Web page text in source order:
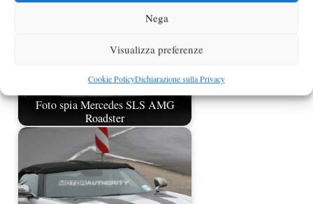
Nega
Visualizza preferenze
Cookie PolicyDichiarazione sulla Privacy
Foto spia Mercedes SLS AMG
Roadster